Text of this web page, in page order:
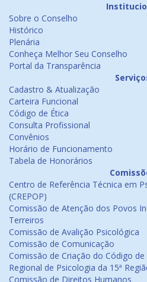
Sobre o Conselho
Histórico
Plenária
Conheça Melhor Seu Conselho
Portal da Transparência
Cadastro & Atualização
Carteira Funcional
Código de Ética
Consulta Profissional
Convênios
Horário de Funcionamento
Tabela de Honorários
Centro de Referência Técnica em
(CREPOP)
Comissão de Atenção dos Povos
Terreiros
Comissão de Avalição Psicológica
Comissão de Comunicação
Comissão de Criação do Código
Regional de Psicologia da 15ª
Comissão de Direitos Humanos